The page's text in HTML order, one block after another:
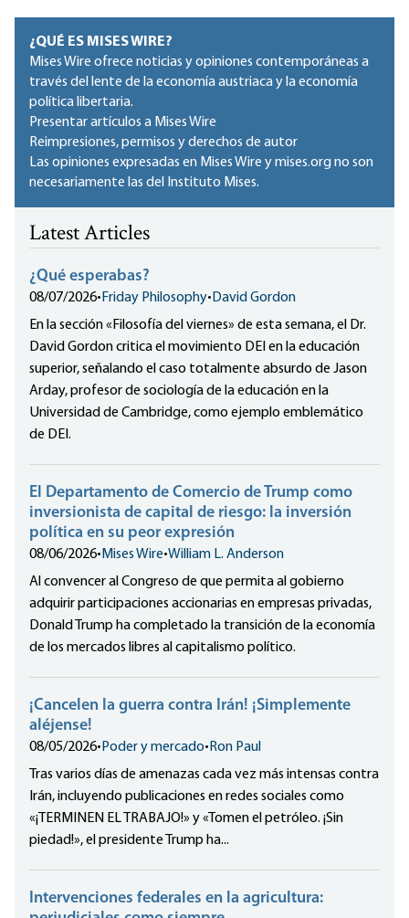
¿QUÉ ES MISES WIRE?
Mises Wire ofrece noticias y opiniones contemporáneas a
través del lente de la economía austriaca y la economía
política libertaria.
Presentar artículos a Mises Wire
Reimpresiones, permisos y derechos de autor
Las opiniones expresadas en Mises Wire y mises.org no son
necesariamente las del Instituto Mises.
Latest Articles
¿Qué esperabas?
08/07/2026• Friday Philosophy• David Gordon
En la sección «Filosofía del viernes» de esta semana, el Dr.
David Gordon critica el movimiento DEI en la educación
superior, señalando el caso totalmente absurdo de Jason
Arday, profesor de sociología de la educación en la
Universidad de Cambridge, como ejemplo emblemático
de DEI.
El Departamento de Comercio de Trump como
inversionista de capital de riesgo: la inversión
política en su peor expresión
08/06/2026• Mises Wire•William L. Anderson
Al convencer al Congreso de que permita al gobierno
adquirir participaciones accionarias en empresas privadas,
Donald Trump ha completado la transición de la economía
de los mercados libres al capitalismo político.
¡Cancelen la guerra contra Irán! ¡Simplemente
aléjense!
08/05/2026• Poder y mercado• Ron Paul
Tras varios días de amenazas cada vez más intensas contra
Irán, incluyendo publicaciones en redes sociales como
«¡TERMINEN EL TRABAJO!» y «Tomen el petróleo. ¡Sin
piedad!», el presidente Trump ha...
Intervenciones federales en la agricultura: